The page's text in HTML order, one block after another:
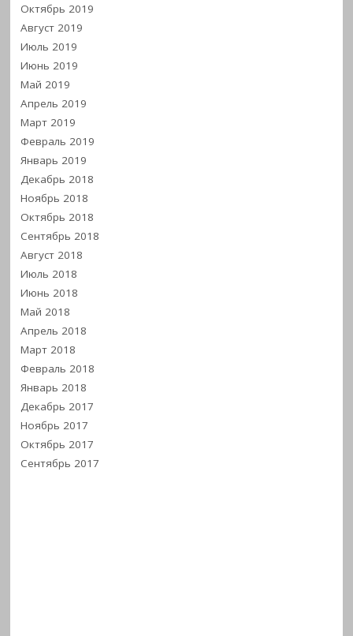
Октябрь 2019
Август 2019
Июль 2019
Июнь 2019
Май 2019
Апрель 2019
Март 2019
Февраль 2019
Январь 2019
Декабрь 2018
Ноябрь 2018
Октябрь 2018
Сентябрь 2018
Август 2018
Июль 2018
Июнь 2018
Май 2018
Апрель 2018
Март 2018
Февраль 2018
Январь 2018
Декабрь 2017
Ноябрь 2017
Октябрь 2017
Сентябрь 2017